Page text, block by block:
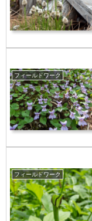
フィールドワーク
フィールドワーク